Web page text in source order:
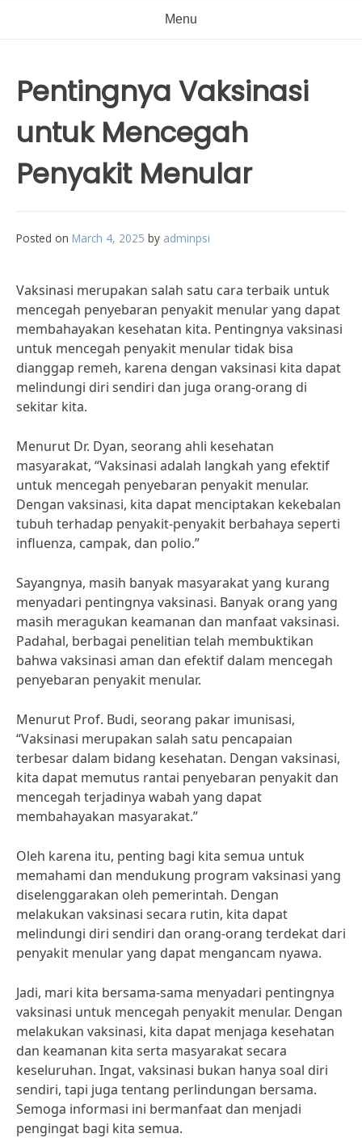
Menu
Pentingnya Vaksinasi
untuk Mencegah
Penyakit Menular
Posted on March 4, 2025 by adminpsi
Vaksinasi merupakan salah satu cara terbaik untuk
mencegah penyebaran penyakit menular yang dapat
membahayakan kesehatan kita. Pentingnya vaksinasi
untuk mencegah penyakit menular tidak bisa
dianggap remeh, karena dengan vaksinasi kita dapat
melindungi diri sendiri dan juga orang-orang di
sekitar kita.
Menurut Dr. Dyan, seorang ahli kesehatan
masyarakat, “Vaksinasi adalah langkah yang efektif
untuk mencegah penyebaran penyakit menular.
Dengan vaksinasi, kita dapat menciptakan kekebalan
tubuh terhadap penyakit-penyakit berbahaya seperti
influenza, campak, dan polio.”
Sayangnya, masih banyak masyarakat yang kurang
menyadari pentingnya vaksinasi. Banyak orang yang
masih meragukan keamanan dan manfaat vaksinasi.
Padahal, berbagai penelitian telah membuktikan
bahwa vaksinasi aman dan efektif dalam mencegah
penyebaran penyakit menular.
Menurut Prof. Budi, seorang pakar imunisasi,
“Vaksinasi merupakan salah satu pencapaian
terbesar dalam bidang kesehatan. Dengan vaksinasi,
kita dapat memutus rantai penyebaran penyakit dan
mencegah terjadinya wabah yang dapat
membahayakan masyarakat.”
Oleh karena itu, penting bagi kita semua untuk
memahami dan mendukung program vaksinasi yang
diselenggarakan oleh pemerintah. Dengan
melakukan vaksinasi secara rutin, kita dapat
melindungi diri sendiri dan orang-orang terdekat dari
penyakit menular yang dapat mengancam nyawa.
Jadi, mari kita bersama-sama menyadari pentingnya
vaksinasi untuk mencegah penyakit menular. Dengan
melakukan vaksinasi, kita dapat menjaga kesehatan
dan keamanan kita serta masyarakat secara
keseluruhan. Ingat, vaksinasi bukan hanya soal diri
sendiri, tapi juga tentang perlindungan bersama.
Semoga informasi ini bermanfaat dan menjadi
pengingat bagi kita semua.